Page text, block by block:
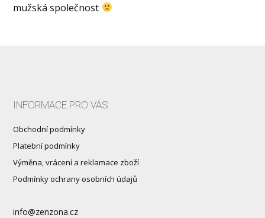
mužská společnost
INFORMACE PRO VÁS
Obchodní podmínky
Platební podmínky
Výměna, vrácení a reklamace zboží
Podmínky ochrany osobních údajů
info@zenzona.cz